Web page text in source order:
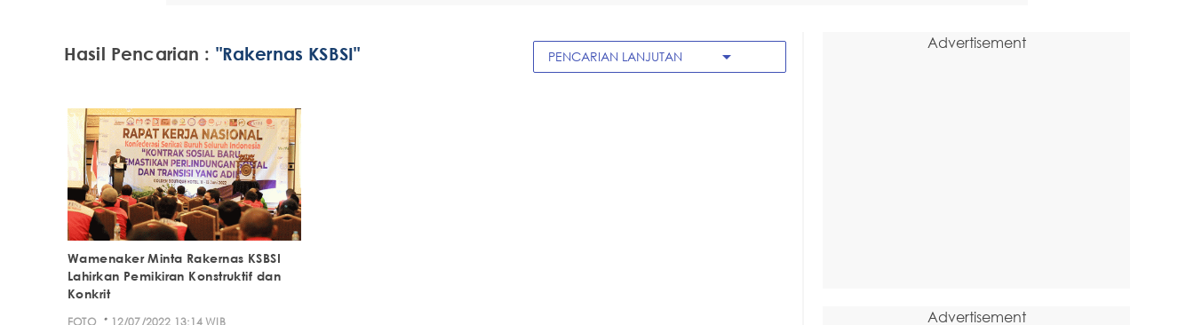
Hasil Pencarian : "Rakernas KSBSI" PENCARIAN LANJUTAN arrow_drop_down
Wamenaker Minta Rakernas KSBSI
Lahirkan Pemikiran Konstruktif dan
Konkrit
FOTO · 12/07/2022 13:14 WIB
Advertisement
Advertisement